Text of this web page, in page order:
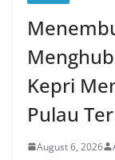
Kepri
Pulau
August 6, 2026